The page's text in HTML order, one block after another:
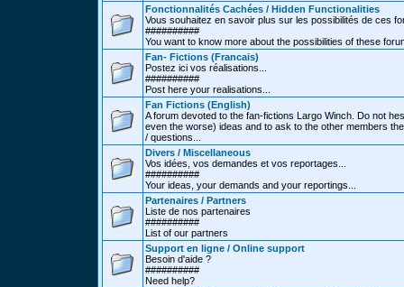
Fonctionnalités Cachées / Hidden Functionalities
Vous souhaitez en savoir plus sur les possibilités de ces
##########
You want to know more about the possibilities of these
Fan- Fictions (Francais)
Postez ici vos réalisations...
##########
Post here your realisations...
Fan Fictions (English)
A forum devoted to the fan-fictions Largo Winch. Do not
even the worse) ideas and to ask to the other members
/ questions...
Divers / Miscellaneous
Vos idées, vos demandes et vos reportages...
##########
Your ideas, your demands and your reportings...
Partenaires / Partners
Liste de nos partenaires
##########
List of our partners
Support en ligne / Online support
Besoin d'aide ?
##########
Need help?